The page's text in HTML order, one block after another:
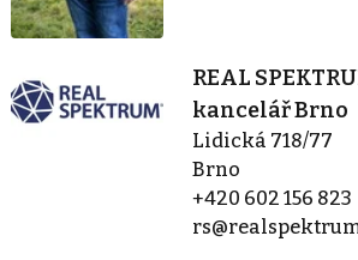
REAL
kancelář Brno
Lidická 718/77
Brno
+420 602 156 823